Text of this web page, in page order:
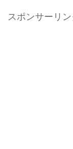
スポンサーリン